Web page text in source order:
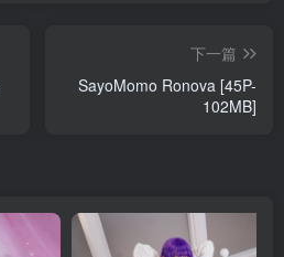
下一篇
SayoMomo Ronova [45P-
102MB]